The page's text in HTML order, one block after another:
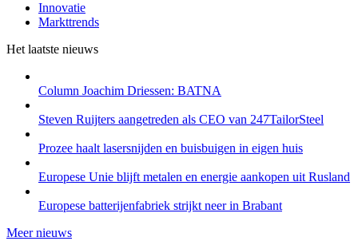
Innovatie
Markttrends
Het laatste nieuws
Column Joachim Driessen: BATNA
Steven Ruijters aangetreden als CEO van 247TailorSteel
Prozee haalt lasersnijden en buisbuigen in eigen huis
Europese Unie blijft metalen en energie aankopen uit Rusland
Europese batterijenfabriek strijkt neer in Brabant
Meer nieuws